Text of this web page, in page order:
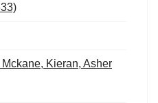
Kieran, Asher